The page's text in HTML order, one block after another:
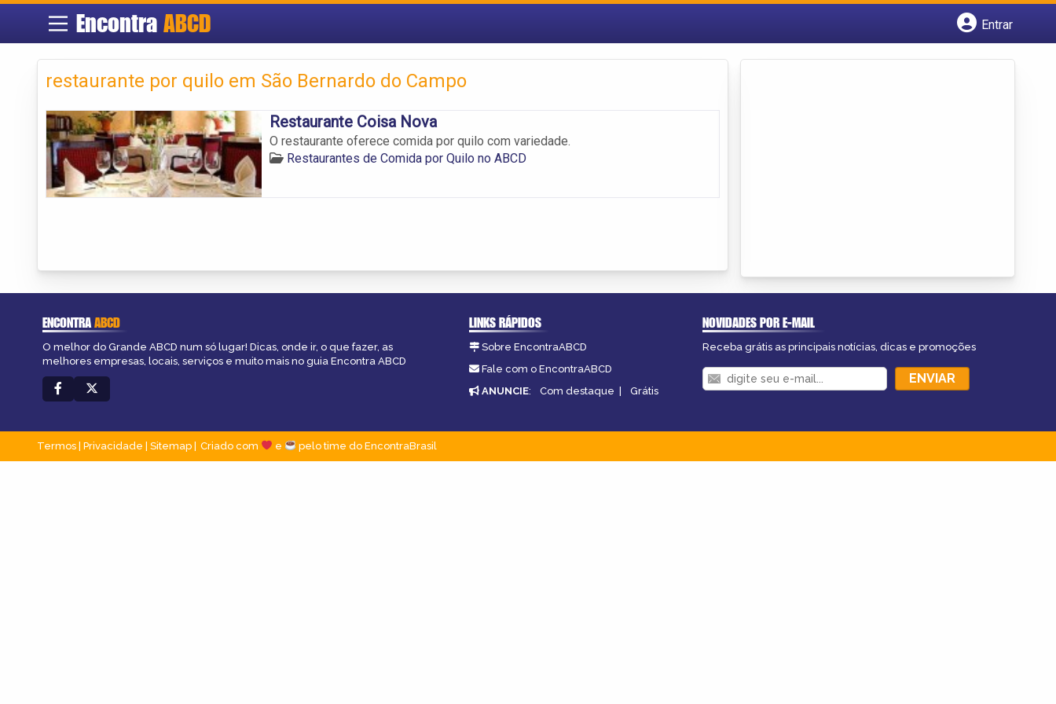
Encontra ABCD
Entrar
restaurante por quilo em São Bernardo do Campo
Restaurante Coisa Nova
O restaurante oferece comida por quilo com variedade.
Restaurantes de Comida por Quilo no ABCD
ENCONTRAABCD
O melhor do Grande ABCD num só lugar! Dicas, onde ir, o que fazer, as
melhores empresas, locais, serviços e muito mais no guia Encontra ABCD
LINKS RÁPIDOS
Sobre EncontraABCD
Fale com o EncontraABCD
ANUNCIE: Com destaque | Grátis
NOVIDADES POR E-MAIL
Receba grátis as principais notícias, dicas e promoções
Termos Privacidade Sitemap Criado com e pelo time do EncontraBrasil